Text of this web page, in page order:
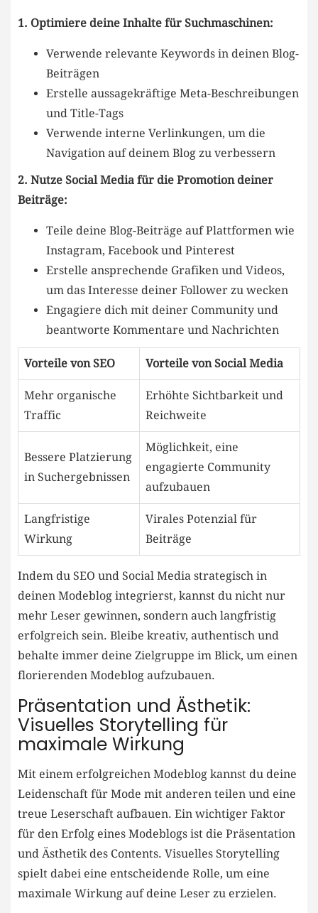
1. Optimiere deine ‌Inhalte für Suchmaschinen:
Verwende relevante⁣ Keywords in deinen ⁣Blog-
Beiträgen
Erstelle aussagekräftige ⁤Meta-Beschreibungen
​und Title-Tags
Verwende ‌interne Verlinkungen, um die
Navigation auf deinem Blog zu verbessern
2.⁣ Nutze Social Media für die Promotion deiner
Beiträge:
Teile deine Blog-Beiträge auf Plattformen wie
Instagram, Facebook und Pinterest
Erstelle ansprechende Grafiken und Videos,
um das Interesse deiner Follower zu wecken
Engagiere dich mit deiner ⁢Community und
beantworte Kommentare und Nachrichten
Vorteile von SEO Vorteile⁤ von Social Media
Mehr‍ organische
Traffic
Erhöhte Sichtbarkeit und
Reichweite
Bessere Platzierung
in Suchergebnissen
Möglichkeit,‌ eine⁤
engagierte Community‌
aufzubauen
Langfristige
Wirkung
Virales Potenzial‍ für
Beiträge
Indem du SEO und Social‍ Media strategisch in
deinen Modeblog integrierst, kannst du nicht ‌nur
mehr Leser gewinnen, sondern auch langfristig⁣
erfolgreich sein.‍ Bleibe kreativ, authentisch und‌
behalte⁤ immer deine Zielgruppe im Blick, um ⁤einen
florierenden Modeblog aufzubauen.
Präsentation und Ästhetik:
Visuelles ​Storytelling für
maximale Wirkung
Mit einem erfolgreichen Modeblog kannst du deine
Leidenschaft für Mode mit ⁢anderen​ teilen und eine
treue ​Leserschaft‌ aufbauen. ⁢Ein wichtiger Faktor
für ‍den⁤ Erfolg eines Modeblogs​ ist die Präsentation
und Ästhetik‌ des Contents. ⁣Visuelles Storytelling
spielt dabei eine entscheidende Rolle, um eine
maximale Wirkung ⁤auf deine Leser⁤ zu ‍erzielen.